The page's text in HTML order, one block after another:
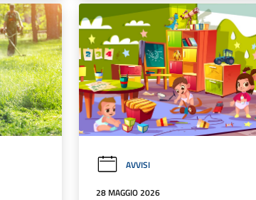
AVVISI
28 MAGGIO 2026